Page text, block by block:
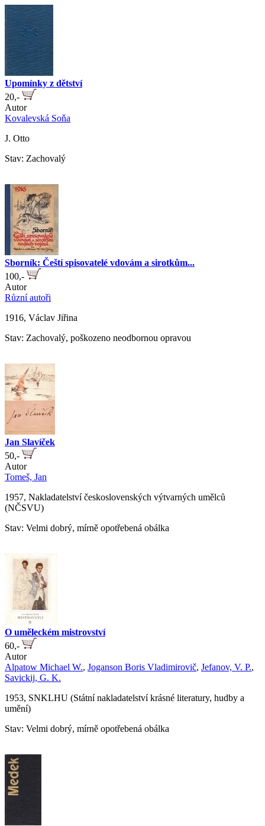
Upomínky z dětství
20,-
Autor
Kovalevská Soňa
J. Otto
Stav: Zachovalý
Sborník: Čeští spisovatelé vdovám a sirotkům...
100,-
Autor
Různí autoři
1916, Václav Jiřina
Stav: Zachovalý, poškozeno neodbornou opravou
Jan Slavíček
50,-
Autor
Tomeš, Jan
1957, Nakladatelství československých výtvarných umělců
(NČSVU)
Stav: Velmi dobrý, mírně opotřebená obálka
O uměleckém mistrovství
60,-
Autor
Alpatow Michael W., Joganson Boris Vladimirovič, Jefanov, V. P.,
Savickij, G. K.
1953, SNKLHU (Státní nakladatelství krásné literatury, hudby a
umění)
Stav: Velmi dobrý, mírně opotřebená obálka